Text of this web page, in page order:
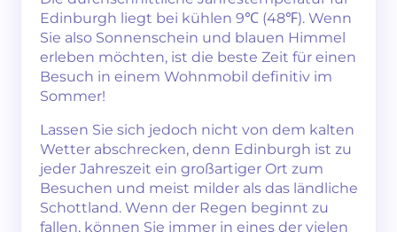
Edinburgh liegt bei kühlen 9℃ (48℉). Wenn
Sie also Sonnenschein und blauen Himmel
erleben möchten, ist die beste Zeit für einen
Besuch in einem Wohnmobil definitiv im
Sommer!
Lassen Sie sich jedoch nicht von dem kalten
Wetter abschrecken, denn Edinburgh ist zu
jeder Jahreszeit ein großartiger Ort zum
Besuchen und meist milder als das ländliche
Schottland. Wenn der Regen beginnt zu
fallen, können Sie immer in eines der vielen